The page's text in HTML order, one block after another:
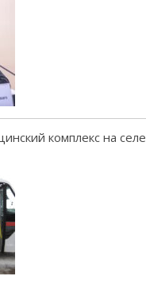
комплекс на селе